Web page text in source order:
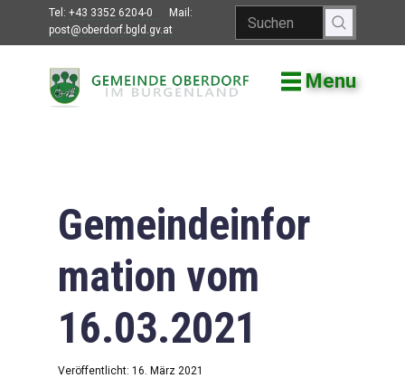
Tel: +43 3352 6204-0
Mail:
post@oberdorf.bgld.gv.at
Menu
Willkommen
Gemeindeamt
Gemeinderat
Bildung
Vereine
Gemeindeinfor
mation vom
16.03.2021
Veröffentlicht: 16. März 2021